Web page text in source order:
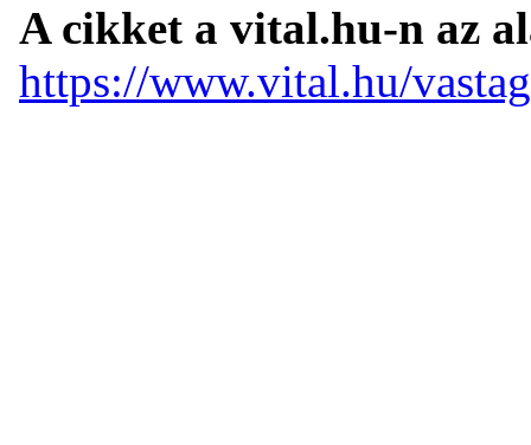
A cikket a vital.hu-n az
https://www.vital.hu/